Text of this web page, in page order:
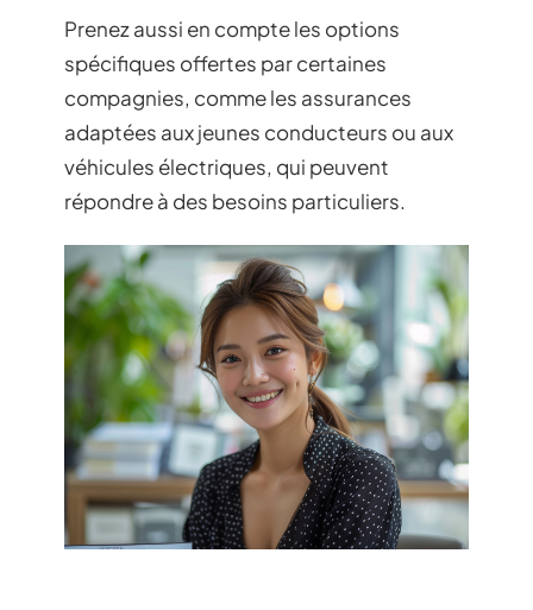
Prenez aussi en compte les options
spécifiques offertes par certaines
compagnies, comme les assurances
adaptées aux jeunes conducteurs ou aux
véhicules électriques, qui peuvent
répondre à des besoins particuliers.